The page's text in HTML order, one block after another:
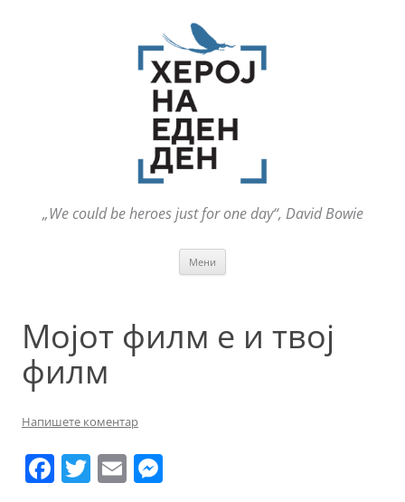
„We could be heroes just for one day“, David Bowie
Мени
Мојот филм е и твој
филм
Напишете коментар
F T E